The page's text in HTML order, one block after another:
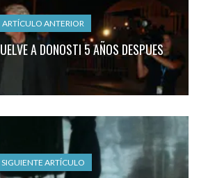
ARTÍCULO ANTERIOR
A DONOSTI 5 AÑOS DESPUES
SIGUIENTE ARTÍCULO